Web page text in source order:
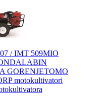
/ IMT 509MIO
LABIN
GORENJETOMO
motokultivatori